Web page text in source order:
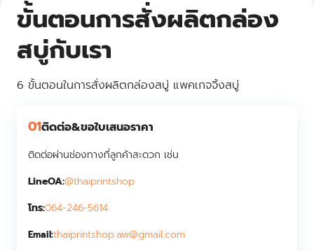
ขั้นตอนการสั่งผลิตกล่อง
สบู่กับเรา
6 ขั้นตอนในการสั่งผลิตกล่องสบู่ แพคเกจจิ้งสบู่
01ติดต่อ&ขอใบเสนอราคา
ติดต่อผ่านช่องทางที่ลูกค้าสะดวก เช่น
LineOA:@thaiprintshop
โทร:064-246-5614
Email:thaiprintshop.aw@gmail.com